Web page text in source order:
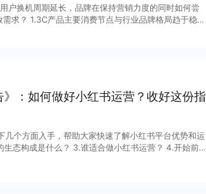
求？ 1.3C产品主要消费节点与行业品牌格局趋于稳
富，新品牌通过高效营销较易获得快速成长； 更多细节内容可查看完整报告获取～
》：如何做好小红书运营？收好这份指
几个方面入手，帮助大家快速了解小红书平台优势和运
生态构成是什么？ 3.谁适合做小红书运营？ 4.开始前